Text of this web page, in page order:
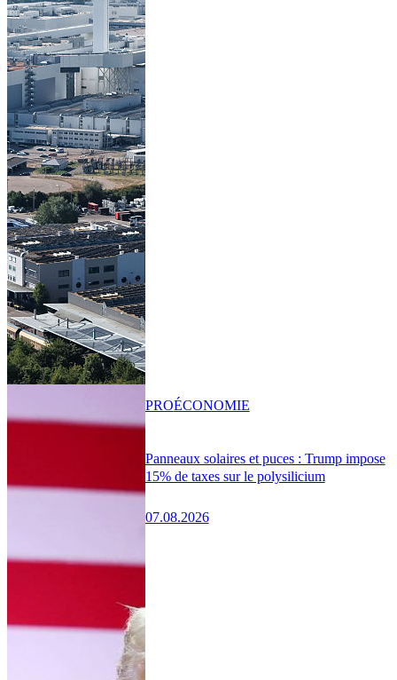
Panneaux solaires et puces : Trump impose
15% de taxes sur le polysilicium
07.08.2026
PROÉCONOMIE